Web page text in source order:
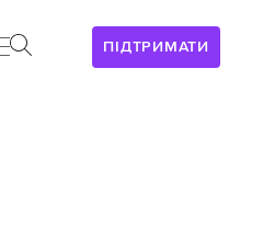
ПІДТРИМАТИ